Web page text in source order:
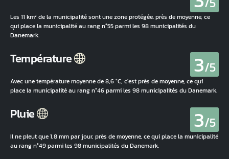
Les 11 km² de la municipalité sont une zone protégée. près de moyenne, ce
qui place la municipalité au rang n°55 parmi les 98 municipalités du
Danemark.
Température 3/5
Avec une température moyenne de 8,6 °C, c'est près de moyenne, ce qui
place la municipalité au rang n°46 parmi les 98 municipalités du Danemark.
Pluie 3/5
Il ne pleut que 1,8 mm par jour, près de moyenne, ce qui place la municipalité
au rang n°49 parmi les 98 municipalités du Danemark.